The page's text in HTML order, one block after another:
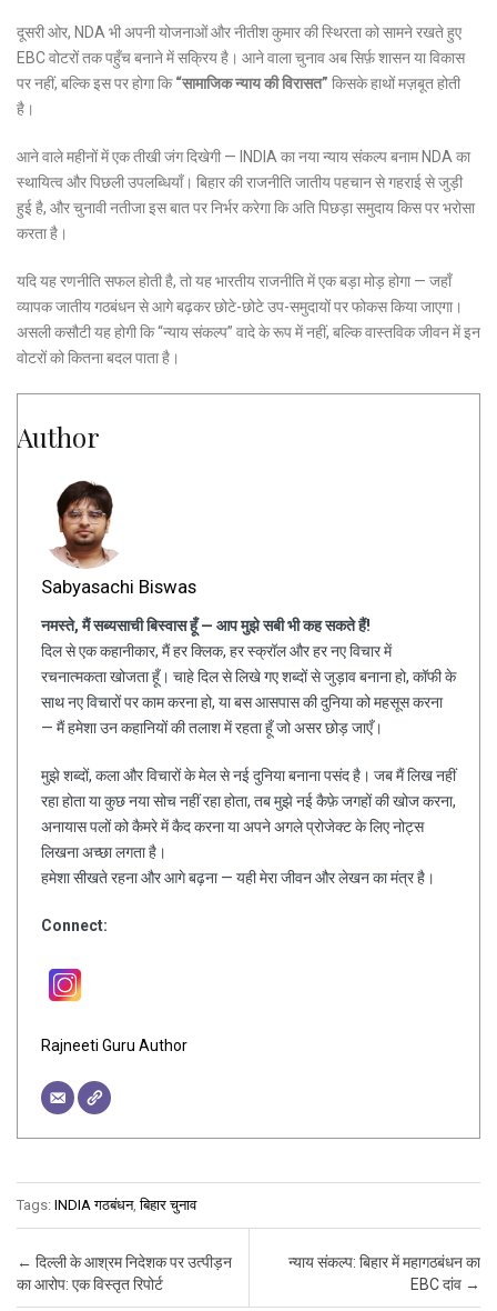
दूसरी ओर, NDA भी अपनी योजनाओं और नीतीश कुमार की स्थिरता को सामने रखते हुए
EBC वोटरों तक पहुँच बनाने में सक्रिय है। आने वाला चुनाव अब सिर्फ़ शासन या विकास
पर नहीं, बल्कि इस पर होगा कि“सामाजिक न्याय की विरासत” किसके हाथों मज़बूत होती
है।
आने वाले महीनों में एक तीखी जंग दिखेगी — INDIA का नया न्याय संकल्प बनाम NDA का
स्थायित्व और पिछली उपलब्धियाँ। बिहार की राजनीति जातीय पहचान से गहराई से जुड़ी
हुई है, और चुनावी नतीजा इस बात पर निर्भर करेगा कि अति पिछड़ा समुदाय किस पर भरोसा
करता है।
यदि यह रणनीति सफल होती है, तो यह भारतीय राजनीति में एक बड़ा मोड़ होगा — जहाँ
व्यापक जातीय गठबंधन से आगे बढ़कर छोटे-छोटे उप-समुदायों पर फोकस किया जाएगा।
असली कसौटी यह होगी कि “न्याय संकल्प” वादे के रूप में नहीं, बल्कि वास्तविक जीवन में इन
वोटरों को कितना बदल पाता है।
Author
Sabyasachi Biswas
नमस्ते, मैं सब्यसाची बिस्वास हूँ — आप मुझे सबी भी कह सकते हैं!
दिल से एक कहानीकार, मैं हर क्लिक, हर स्क्रॉल और हर नए विचार में
रचनात्मकता खोजता हूँ। चाहे दिल से लिखे गए शब्दों से जुड़ाव बनाना हो, कॉफी के
साथ नए विचारों पर काम करना हो, या बस आसपास की दुनिया को महसूस करना
— मैं हमेशा उन कहानियों की तलाश में रहता हूँ जो असर छोड़ जाएँ।
मुझे शब्दों, कला और विचारों के मेल से नई दुनिया बनाना पसंद है। जब मैं लिख नहीं
रहा होता या कुछ नया सोच नहीं रहा होता, तब मुझे नई कैफ़े जगहों की खोज करना,
अनायास पलों को कैमरे में कैद करना या अपने अगले प्रोजेक्ट के लिए नोट्स
लिखना अच्छा लगता है।
हमेशा सीखते रहना और आगे बढ़ना — यही मेरा जीवन और लेखन का मंत्र है।
Connect:
Rajneeti Guru Author
Tags: INDIA गठबंधन,बिहार चुनाव
Post navigation
← दिल्ली के आश्रम निदेशक पर उत्पीड़न
का आरोप: एक विस्तृत रिपोर्ट
न्याय संकल्प: बिहार में महागठबंधन का
EBC दांव →